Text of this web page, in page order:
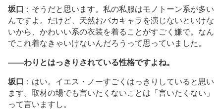
坂口 ：そうだと思います。私の私服はモノトーン系が多い
んですよ。だけど、天然おバカキャラを演じないといけな
いから、かわいい系の衣装を着ることがすごく嫌で。なん
でこれ着なきゃいけないんだろうって思っていました。
――わりとはっきりされている性格ですよね。
坂口 ：はい。イエス・ノーすごくはっきりしていると思い
ます。取材の場でも言いたくないことは「言いたくない」
って言いますし。